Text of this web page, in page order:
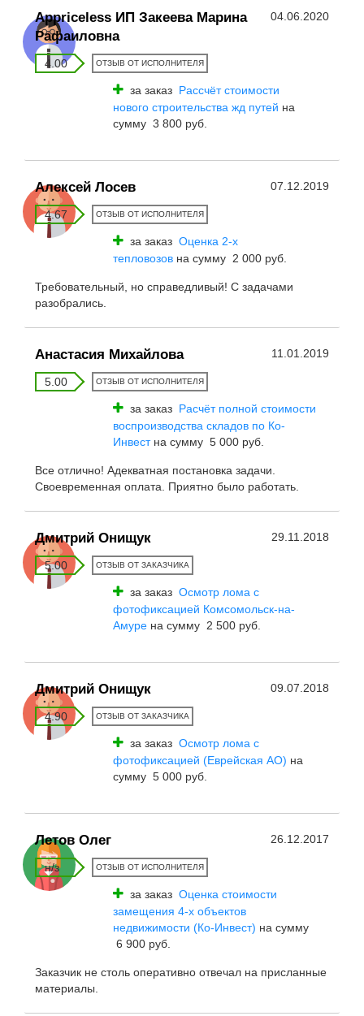
Appriceless ИП Закеева Марина
Рафаиловна
04.06.2020
4.00 ОТЗЫВ ОТ ИСПОЛНИТЕЛЯ
за заказ Рассчёт стоимости
нового строительства жд путей на
сумму 3 800 руб.
Алексей Лосев 07.12.2019
4.67 ОТЗЫВ ОТ ИСПОЛНИТЕЛЯ
за заказ Оценка 2-х
тепловозов на сумму 2 000 руб.
Требовательный, но справедливый! С задачами
разобрались.
Анастасия Михайлова 11.01.2019
5.00 ОТЗЫВ ОТ ИСПОЛНИТЕЛЯ
за заказ Расчёт полной стоимости
воспроизводства складов по Ко-
Инвестна сумму 5 000 руб.
Все отлично! Адекватная постановка задачи.
Своевременная оплата. Приятно было работать.
Дмитрий Онищук 29.11.2018
5.00 ОТЗЫВ ОТ ЗАКАЗЧИКА
за заказ Осмотр лома с
фотофиксацией Комсомольск-на-
Амуре на сумму 2 500 руб.
Дмитрий Онищук 09.07.2018
4.90 ОТЗЫВ ОТ ЗАКАЗЧИКА
за заказ Осмотр лома с
фотофиксацией (Еврейская АО) на
сумму 5 000 руб.
Летов Олег 26.12.2017
н/з ОТЗЫВ ОТ ИСПОЛНИТЕЛЯ
за заказ Оценка стоимости
замещения 4-х объектов
недвижимости (Ко-Инвест) на сумму
6 900 руб.
Заказчик не столь оперативно отвечал на присланные
материалы.